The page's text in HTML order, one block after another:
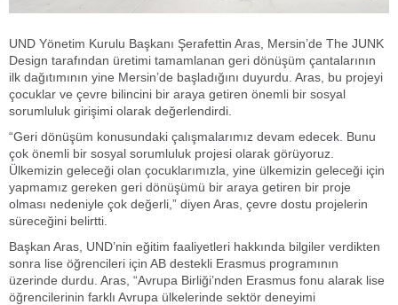
UND Yönetim Kurulu Başkanı Şerafettin Aras, Mersin’de The JUNK
Design tarafından üretimi tamamlanan geri dönüşüm çantalarının
ilk dağıtımının yine Mersin’de başladığını duyurdu. Aras, bu projeyi
çocuklar ve çevre bilincini bir araya getiren önemli bir sosyal
sorumluluk girişimi olarak değerlendirdi.
“Geri dönüşüm konusundaki çalışmalarımız devam edecek. Bunu
çok önemli bir sosyal sorumluluk projesi olarak görüyoruz.
Ülkemizin geleceği olan çocuklarımızla, yine ülkemizin geleceği için
yapmamız gereken geri dönüşümü bir araya getiren bir proje
olması nedeniyle çok değerli,” diyen Aras, çevre dostu projelerin
süreceğini belirtti.
Başkan Aras, UND’nin eğitim faaliyetleri hakkında bilgiler verdikten
sonra lise öğrencileri için AB destekli Erasmus programının
üzerinde durdu. Aras, “Avrupa Birliği’nden Erasmus fonu alarak lise
öğrencilerinin farklı Avrupa ülkelerinde sektör deneyimi